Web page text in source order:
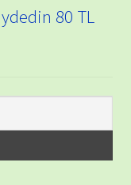
80 TL